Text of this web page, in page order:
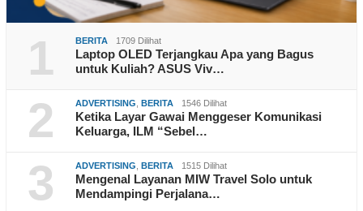
1 BERITA 1709 Dilihat
Laptop OLED Terjangkau Apa yang Bagus
untuk Kuliah? ASUS Viv…
2 ADVERTISING BERITA 1546 Dilihat
Ketika Layar Gawai Menggeser Komunikasi
Keluarga, ILM “Sebel…
3 ADVERTISING BERITA 1515 Dilihat
Mengenal Layanan MIW Travel Solo untuk
Mendampingi Perjalana…